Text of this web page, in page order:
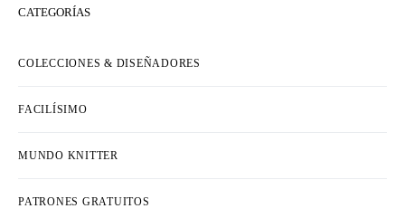
CATEGORÍAS
COLECCIONES & DISEÑADORES
FACILÍSIMO
MUNDO KNITTER
PATRONES GRATUITOS